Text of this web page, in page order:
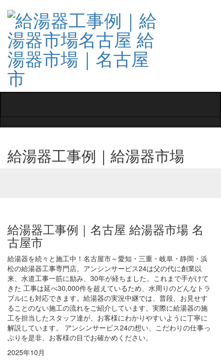
給湯器工事例｜給湯器市場
給湯器工事例｜名古屋 給湯器市場 名
古屋市
給湯器を続々と施工中！名古屋市～愛知・三重・岐阜・静岡・浜
松の給湯器工事専門店。アンシンサービス24は父の代に創業以
来、水道工事一筋に励み、30年が経ちました。これまで手がけて
きた 工事は延べ30,000件を超えているため、水周りのどんなトラ
ブルにも対応できます。給湯器の実況中継では、普段、お見せす
ることのない施工の流れをご紹介しています。実際に給湯器の施
工を担当したスタッフ達が、お客様にわかりやすいように丁寧に
解説しています。 アンシンサービス24の想い、こだわりの仕事っ
ぷりを是非、お客様の目でお確かめください。
2025年10月